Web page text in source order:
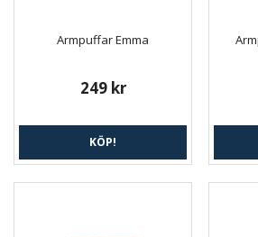
Armpuffar Emma
249 kr
KÖP!